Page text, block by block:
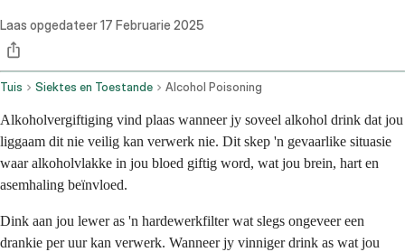
Laas opgedateer17 Februarie 2025
Tuis Siektes en Toestande Alcohol Poisoning
Alkoholvergiftiging vind plaas wanneer jy soveel alkohol drink dat jou
liggaam dit nie veilig kan verwerk nie. Dit skep 'n gevaarlike situasie
waar alkoholvlakke in jou bloed giftig word, wat jou brein, hart en
asemhaling beïnvloed.
Dink aan jou lewer as 'n hardewerkfilter wat slegs ongeveer een
drankie per uur kan verwerk. Wanneer jy vinniger drink as wat jou